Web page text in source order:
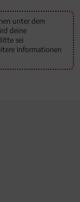
unter dem
deine
sei
Informationen